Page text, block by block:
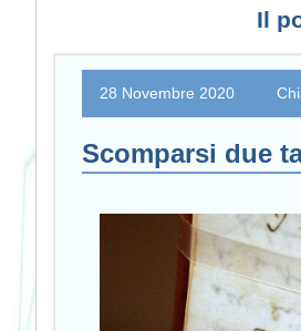
Il
28 Novembre 2020
Scomparsi due